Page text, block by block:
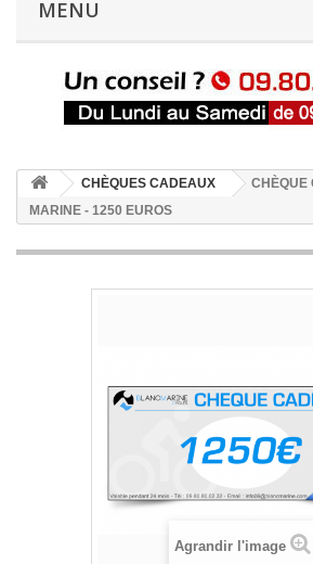
MENU
CHÈQUES CADEAUX
CHÈQUE
MARINE - 1250 EUROS
Agrandir l'image